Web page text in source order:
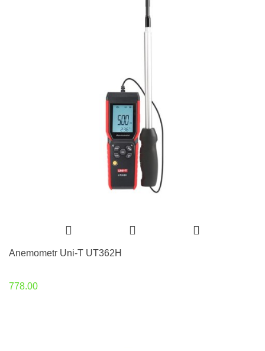
Anemometr Uni-T UT362H
778.00